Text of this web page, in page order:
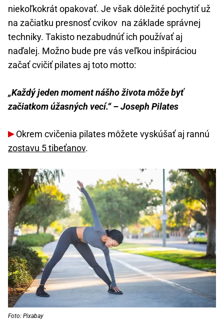
niekoľkokrát opakovať. Je však dôležité pochytiť už
na začiatku presnosť cvikov na základe správnej
techniky. Takisto nezabudnúť ich používať aj
naďalej. Možno bude pre vás veľkou inšpiráciou
začať cvičiť pilates aj toto motto:
„Každý jeden moment nášho života môže byť
začiatkom úžasných vecí.“ – Joseph Pilates
Okrem cvičenia pilates môžete vyskúšať aj rannú
zostavu 5 tibeťanov.
Foto: Pixabay